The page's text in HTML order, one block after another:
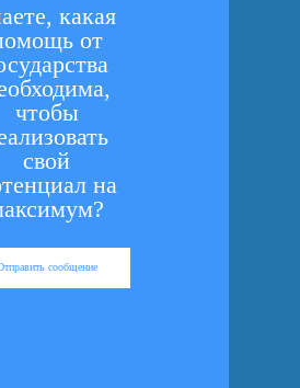
какая
от
чтобы
свой
на
сообщение